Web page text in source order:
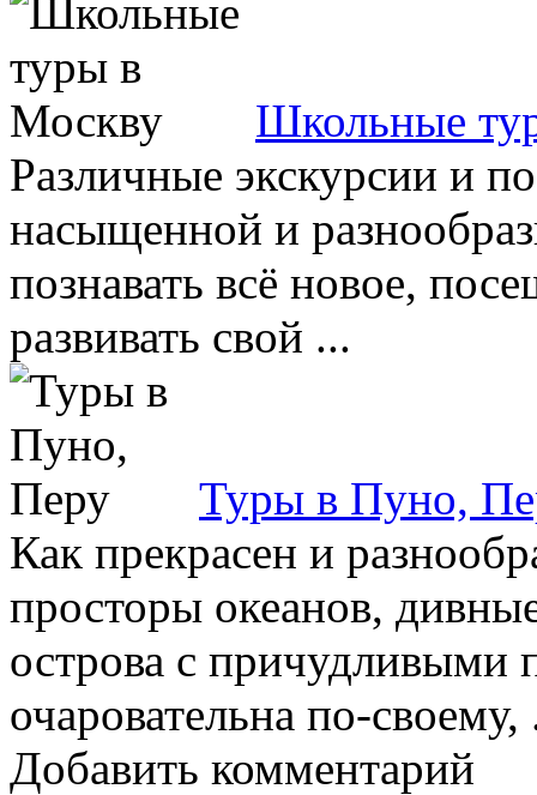
Школьные
Различные экскурсии и
насыщенной и
познавать всё новое,
развивать свой ...
Туры в Пуно,
Как прекрасен и
просторы океанов,
острова с
очаровательна по-своему,
Добавить комментарий